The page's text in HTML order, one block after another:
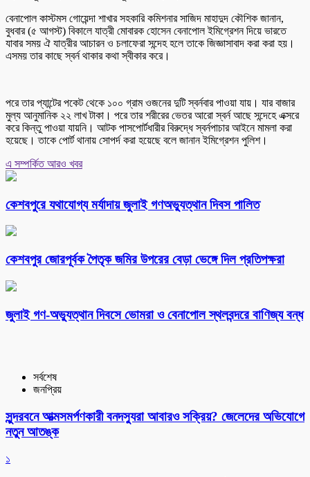
বেনাপোল কাস্টমস গোয়েন্দা শাখার সহকারি কমিশনার সাজিদ মাহাদুদ কৌশিক জানান,
বুধবার (৫ আগস্ট) বিকালে যাত্রী মোবারক হোসেন বেনাপোল ইমিগ্রেশন দিয়ে ভারতে
যাবার সময় ঐ যাত্রীর আচারন ও চলাফেরা সন্দেহ হলে তাকে জিজ্ঞাসাবাদ করা করা হয়।
এসময় তার কাছে স্বর্ন থাকার কথা স্বীকার করে।
পরে তার প্যান্টের পকেট থেকে ১০০ গ্রাম ওজনের দুটি স্বর্নবার পাওয়া যায়। যার বাজার
মুল্য আনুমানিক ২২ লাখ টাকা। পরে তার শরীরের ভেতর আরো স্বর্ন আছে সন্দেহে এক্সরে
করে কিন্তু পাওয়া যায়নি। আটক পাসপোর্টধারীর বিরুদ্ধে স্বর্নপাচার আইনে মামলা করা
হয়েছে। তাকে পোর্ট থানায় সোপর্দ করা হয়েছে বলে জানান ইমিগ্রেশন পুলিশ।
এ সম্পর্কিত আরও খবর
কেশবপুরে যথাযোগ্য মর্যাদায় জুলাই গণঅভ্যুত্থান দিবস পালিত
কেশবপুর জোরপূর্বক পৈতৃক জমির উপরের বেড়া ভেঙ্গে দিল প্রতিপক্ষরা
‎জুলাই গণ-অভ্যুত্থান দিবসে ভোমরা ও বেনাপোল স্থলবন্দরে বাণিজ্য বন্ধ
সর্বশেষ
জনপ্রিয়
সুন্দরবনে আত্মসমর্পণকারী বনদস্যুরা আবারও সক্রিয়? জেলেদের অভিযোগে
নতুন আতঙ্ক
১